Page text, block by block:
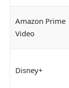
Amazon Prime
Video
Disney+